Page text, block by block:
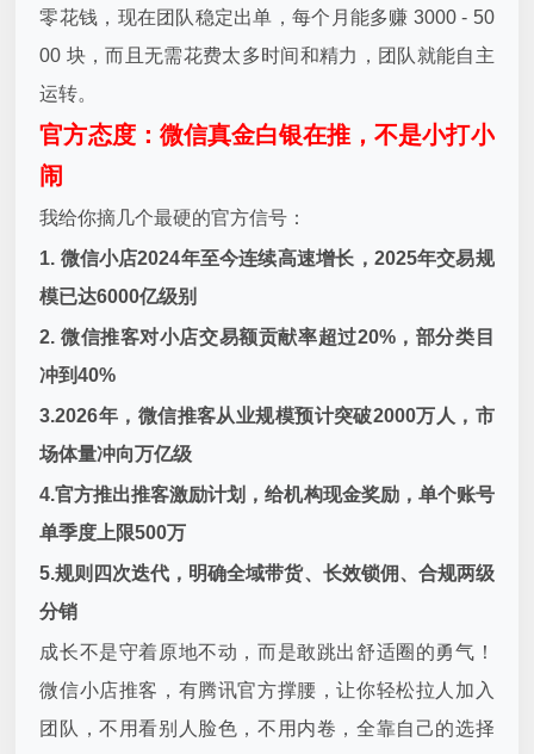
零花钱，现在团队稳定出单，每个月能多赚 3000 - 50
00 块，而且无需花费太多时间和精力，团队就能自主
运转。
官方态度：微信真金白银在推，不是小打小
闹
我给你摘几个最硬的官方信号：
1. 微信小店2024年至今连续高速增长，2025年交易规
模已达6000亿级别
2. 微信推客对小店交易额贡献率超过20%，部分类目
冲到40%
3.2026年，微信推客从业规模预计突破2000万人，市
场体量冲向万亿级
4.官方推出推客激励计划，给机构现金奖励，单个账号
单季度上限500万
5.规则四次迭代，明确全域带货、长效锁佣、合规两级
分销
成长不是守着原地不动，而是敢跳出舒适圈的勇气！
微信小店推客，有腾讯官方撑腰，让你轻松拉人加入
团队，不用看别人脸色，不用内卷，全靠自己的选择